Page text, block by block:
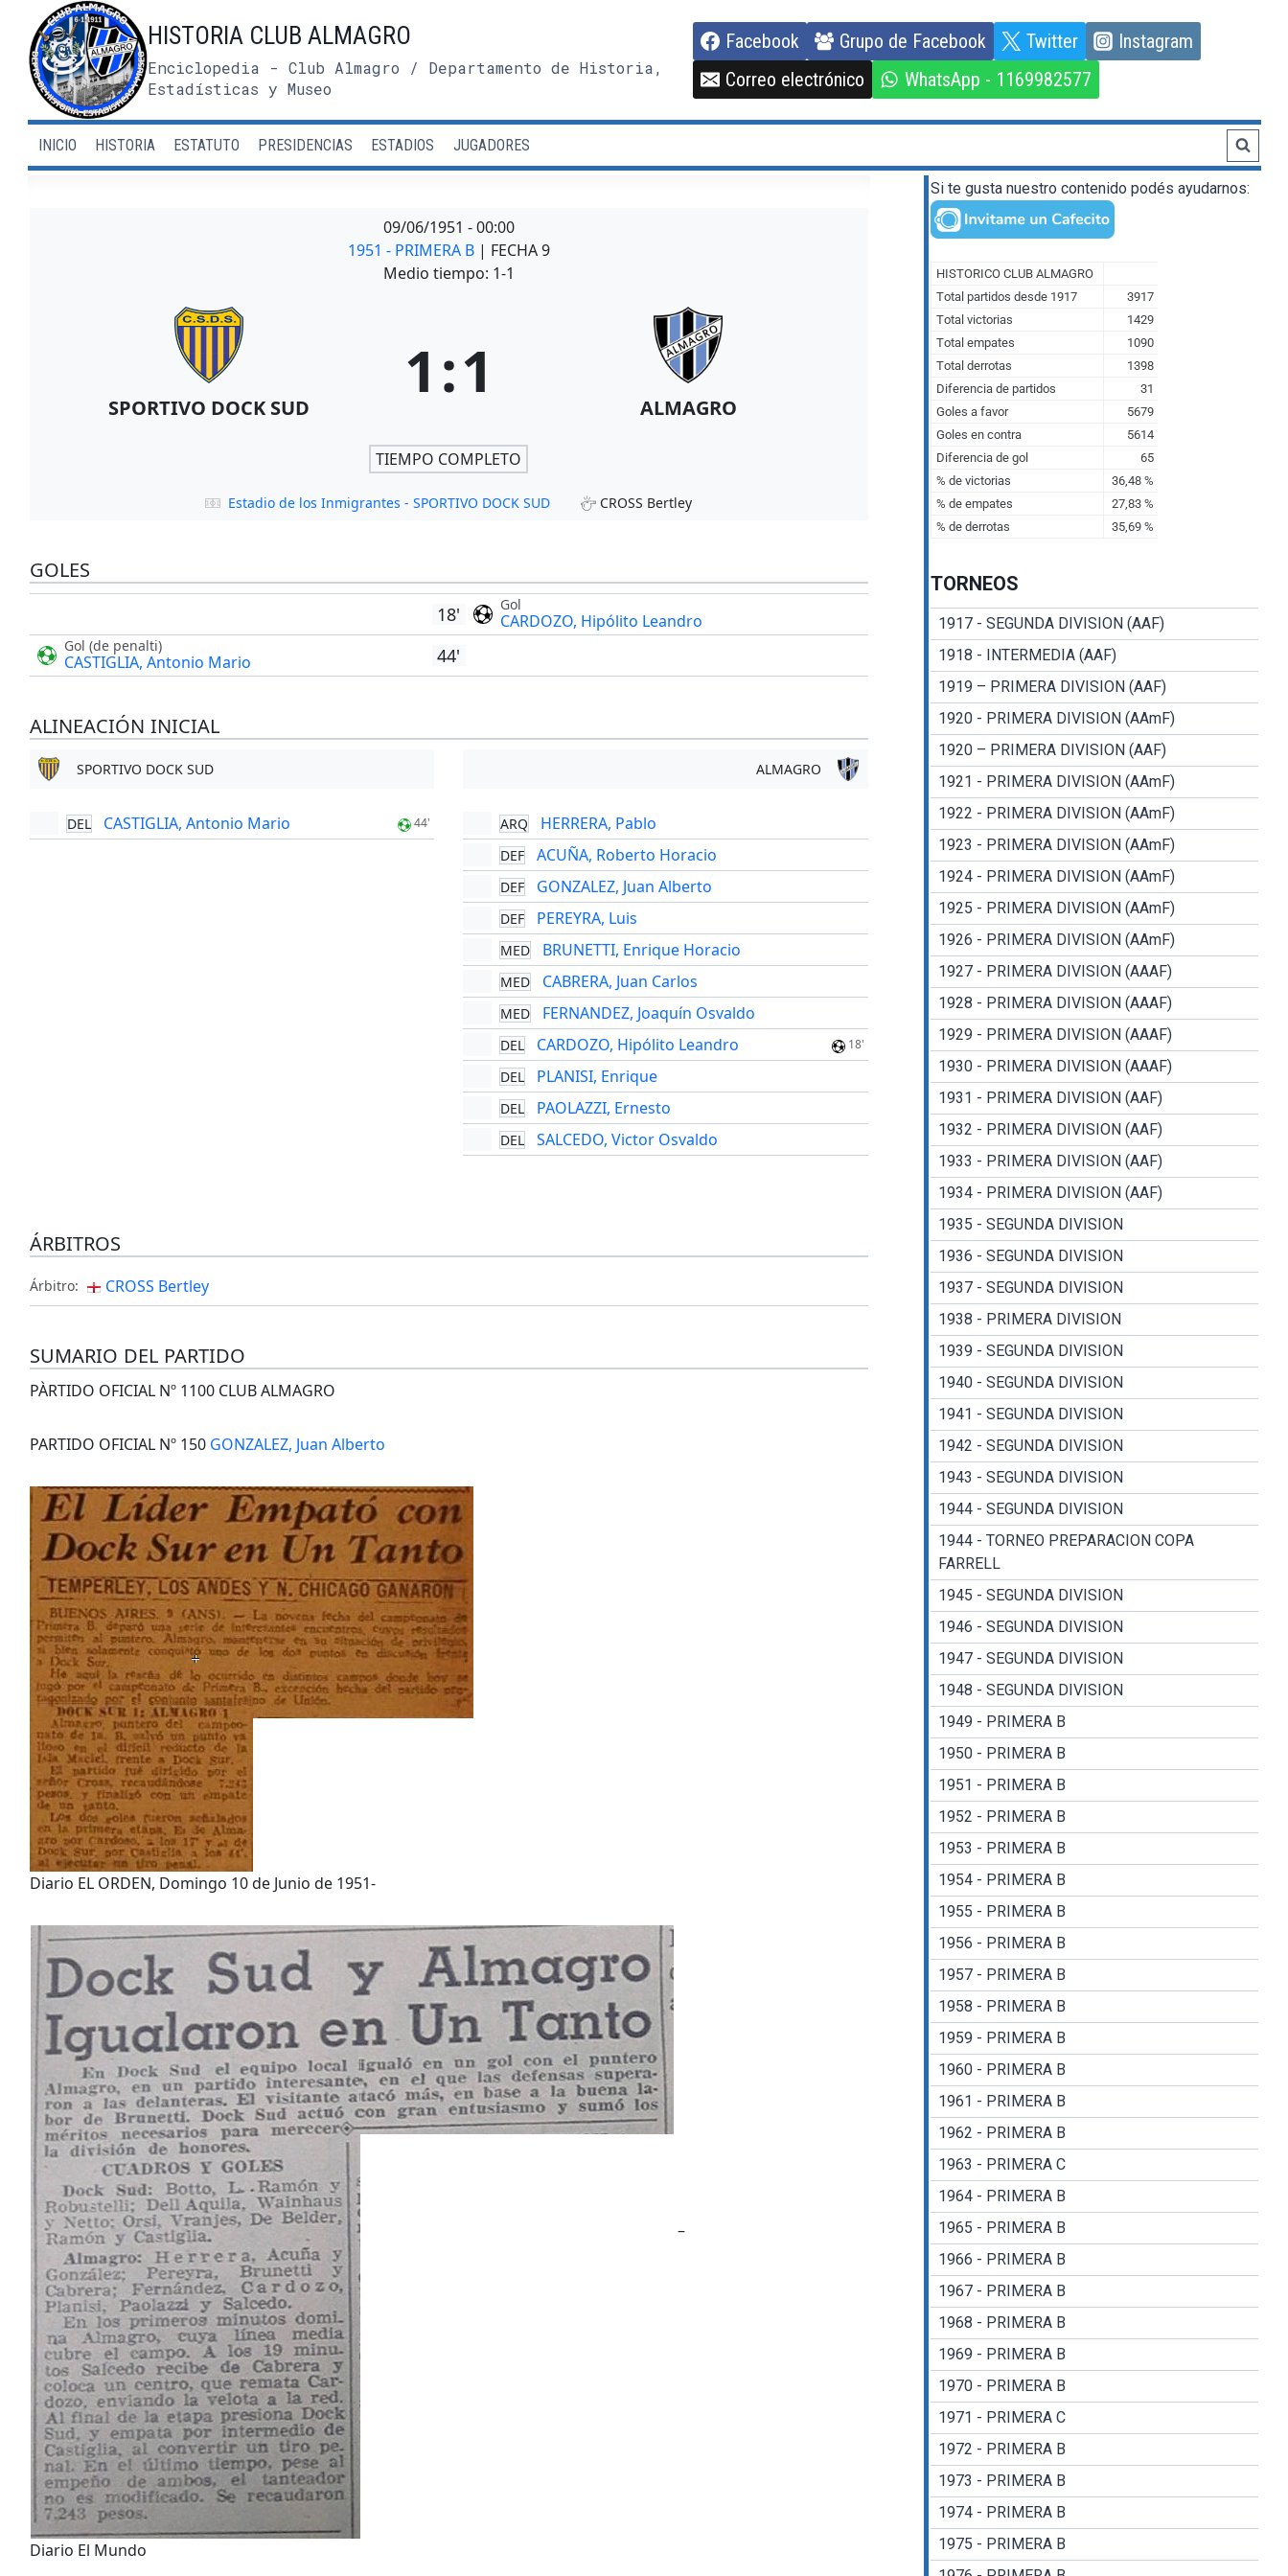
contenido
HISTORIA CLUB ALMAGRO
Enciclopedia - Club Almagro / Departamento de Historia,
Estadísticas y Museo
Facebook Grupo de Facebook Twitter
Instagram
Correo electrónico
WhatsApp - 1169982577
INICIO HISTORIA ESTATUTO PRESIDENCIAS ESTADIOS JUGADORES
09/06/1951 -00:00
1951 - PRIMERA B | FECHA 9
Medio tiempo: 1-1
SPORTIVO DOCK SUD 1:1 ALMAGRO
TIEMPO COMPLETO
Estadio de los Inmigrantes - SPORTIVO DOCK SUD CROSS Bertley
GOLES
18' Gol
CARDOZO, Hipólito Leandro
Gol (de penalti)
CASTIGLIA, Antonio Mario 44'
ALINEACIÓN INICIAL
SPORTIVO DOCK SUD
DEL CASTIGLIA, Antonio Mario 44'
ALMAGRO
ARQ HERRERA, Pablo
DEF ACUÑA, Roberto Horacio
DEF GONZALEZ, Juan Alberto
DEF PEREYRA, Luis
MED BRUNETTI, Enrique Horacio
MED CABRERA, Juan Carlos
MED FERNANDEZ, Joaquín Osvaldo
DEL CARDOZO, Hipólito Leandro 18'
DEL PLANISI, Enrique
DEL PAOLAZZI, Ernesto
DEL SALCEDO, Victor Osvaldo
ÁRBITROS
Árbitro: CROSS Bertley
SUMARIO DEL PARTIDO
PÀRTIDO OFICIAL Nº 1100 CLUB ALMAGRO
PARTIDO OFICIAL Nº 150 GONZALEZ, Juan Alberto
Diario EL ORDEN, Domingo 10 de Junio de 1951-
–
Diario El Mundo
Si te gusta nuestro contenido podés ayudarnos:
TORNEOS
1917 - SEGUNDA DIVISION (AAF)
1918 - INTERMEDIA (AAF)
1919 – PRIMERA DIVISION (AAF)
1920 - PRIMERA DIVISION (AAmF)
1920 – PRIMERA DIVISION (AAF)
1921 - PRIMERA DIVISION (AAmF)
1922 - PRIMERA DIVISION (AAmF)
1923 - PRIMERA DIVISION (AAmF)
1924 - PRIMERA DIVISION (AAmF)
1925 - PRIMERA DIVISION (AAmF)
1926 - PRIMERA DIVISION (AAmF)
1927 - PRIMERA DIVISION (AAAF)
1928 - PRIMERA DIVISION (AAAF)
1929 - PRIMERA DIVISION (AAAF)
1930 - PRIMERA DIVISION (AAAF)
1931 - PRIMERA DIVISION (AAF)
1932 - PRIMERA DIVISION (AAF)
1933 - PRIMERA DIVISION (AAF)
1934 - PRIMERA DIVISION (AAF)
1935 - SEGUNDA DIVISION
1936 - SEGUNDA DIVISION
1937 - SEGUNDA DIVISION
1938 - PRIMERA DIVISION
1939 - SEGUNDA DIVISION
1940 - SEGUNDA DIVISION
1941 - SEGUNDA DIVISION
1942 - SEGUNDA DIVISION
1943 - SEGUNDA DIVISION
1944 - SEGUNDA DIVISION
1944 - TORNEO PREPARACION COPA
FARRELL
1945 - SEGUNDA DIVISION
1946 - SEGUNDA DIVISION
1947 - SEGUNDA DIVISION
1948 - SEGUNDA DIVISION
1949 - PRIMERA B
1950 - PRIMERA B
1951 - PRIMERA B
1952 - PRIMERA B
1953 - PRIMERA B
1954 - PRIMERA B
1955 - PRIMERA B
1956 - PRIMERA B
1957 - PRIMERA B
1958 - PRIMERA B
1959 - PRIMERA B
1960 - PRIMERA B
1961 - PRIMERA B
1962 - PRIMERA B
1963 - PRIMERA C
1964 - PRIMERA B
1965 - PRIMERA B
1966 - PRIMERA B
1967 - PRIMERA B
1968 - PRIMERA B
1969 - PRIMERA B
1970 - PRIMERA B
1971 - PRIMERA C
1972 - PRIMERA B
1973 - PRIMERA B
1974 - PRIMERA B
1975 - PRIMERA B